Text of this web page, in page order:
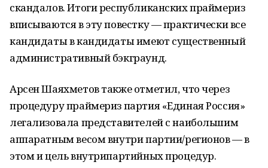
скандалов. Итоги республиканских праймериз
вписываются в эту повестку — практически все
кандидаты в кандидаты имеют существенный
административный бэкграунд.
Арсен Шаяхметов также отметил, что через
процедуру праймериз партия «Единая Россия»
легализовала представителей с наибольшим
аппаратным весом внутри партии/регионов — в
этом и цель внутрипартийных процедур.